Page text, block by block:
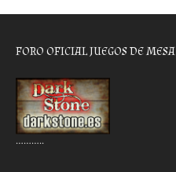
FORO OFICIAL JUEGOS DE MESA
………..